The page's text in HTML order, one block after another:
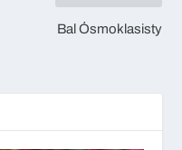
Bal Ósmoklasisty